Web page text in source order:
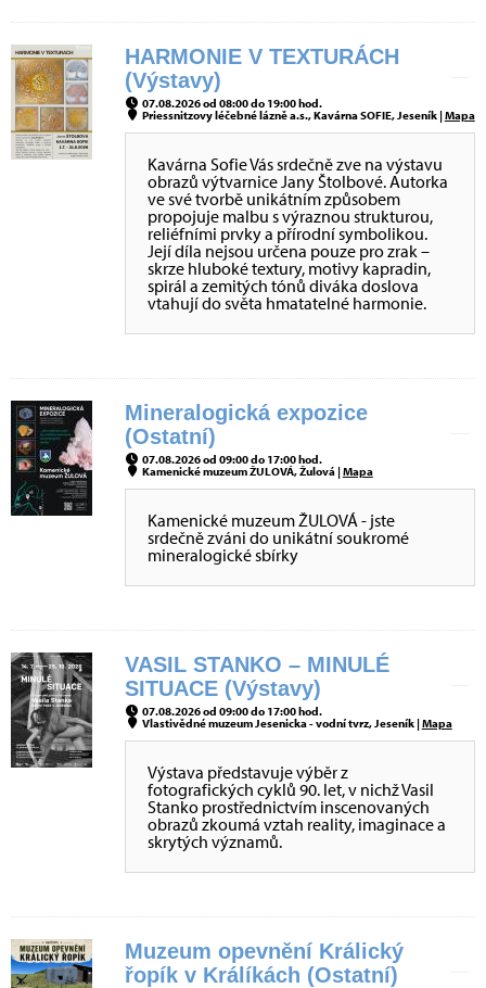
HARMONIE V TEXTURÁCH
(Výstavy)
07.08.2026 od 08:00 do 19:00 hod.
Priessnitzovy léčebné lázně a.s., Kavárna SOFIE, Jeseník |Mapa
Kavárna Sofie Vás srdečně zve na výstavu
obrazů výtvarnice Jany Štolbové. Autorka
ve své tvorbě unikátním způsobem
propojuje malbu s výraznou strukturou,
reliéfními prvky a přírodní symbolikou.
Její díla nejsou určena pouze pro zrak –
skrze hluboké textury, motivy kapradin,
spirál a zemitých tónů diváka doslova
vtahují do světa hmatatelné harmonie.
Mineralogická expozice
(Ostatní)
07.08.2026 od 09:00 do 17:00 hod.
Kamenické muzeum ŽULOVÁ, Žulová |Mapa
Kamenické muzeum ŽULOVÁ - jste
srdečně zváni do unikátní soukromé
mineralogické sbírky
VASIL STANKO – MINULÉ
SITUACE (Výstavy)
07.08.2026 od 09:00 do 17:00 hod.
Vlastivědné muzeum Jesenicka - vodní tvrz, Jeseník |Mapa
Výstava představuje výběr z
fotografických cyklů 90. let, v nichž Vasil
Stanko prostřednictvím inscenovaných
obrazů zkoumá vztah reality, imaginace a
skrytých významů.
Muzeum opevnění Králický
řopík v Králíkách (Ostatní)